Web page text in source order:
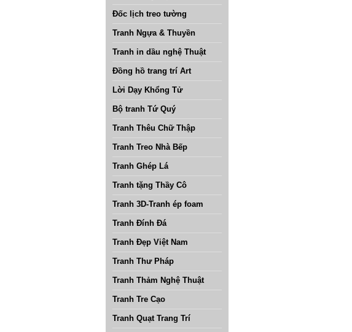
Đốc lịch treo tường
Tranh Ngựa & Thuyền
Tranh in dầu nghệ Thuật
Đồng hồ trang trí Art
Lời Dạy Khổng Tử
Bộ tranh Tứ Quý
Tranh Thêu Chữ Thập
Tranh Treo Nhà Bếp
Tranh Ghép Lá
Tranh tặng Thầy Cô
Tranh 3D-Tranh ép foam
Tranh Đính Đá
Tranh Đẹp Việt Nam
Tranh Thư Pháp
Tranh Thảm Nghệ Thuật
Tranh Tre Cạo
Tranh Quạt Trang Trí